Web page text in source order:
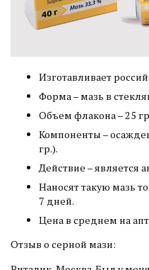
Изготавливает
Форма – мазь в
Объем флакона – 25
Компоненты –
гр.).
Действие – является
Наносят такую мазь
7 дней.
Цена в среднем на
Отзыв о серной мази: